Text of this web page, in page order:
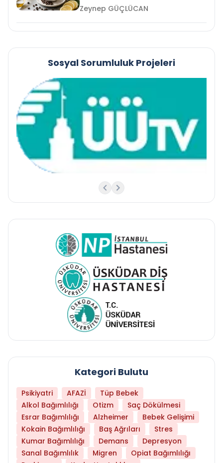
Zeynep GÜÇLÜCAN
Sosyal Sorumluluk Projeleri
Kategori Bulutu
Psikiyatri AFAZİ
Tüp Bebek
Alkol Bağımlılığı
Otizm
Saç Dökülmesi
Esrar Bağımlılığı
Alzheimer
Bebek Gelişimi
Kokain Bağımlılığı
Baş Ağrıları
Stres
Kumar Bağımlılığı
Demans
Depresyon
Sanal Bağımlılık
Migren
Opiat Bağımlılığı